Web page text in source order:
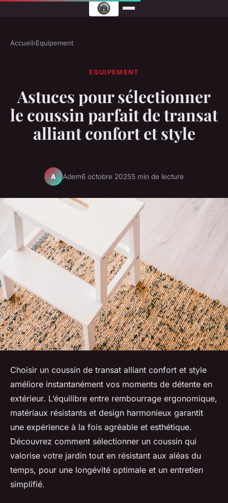
Accueil›Equipement
EQUIPEMENT
Astuces pour sélectionner
le coussin parfait de transat
alliant confort et style
A Adem6 octobre 20255 min de lecture
Choisir un coussin de transat alliant confort et style
améliore instantanément vos moments de détente en
extérieur. L’équilibre entre rembourrage ergonomique,
matériaux résistants et design harmonieux garantit
une expérience à la fois agréable et esthétique.
Découvrez comment sélectionner un coussin qui
valorise votre jardin tout en résistant aux aléas du
temps, pour une longévité optimale et un entretien
simplifié.